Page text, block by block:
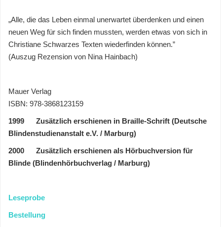
„Alle, die das Leben einmal unerwartet überdenken und einen
neuen Weg für sich finden mussten, werden etwas von sich in
Christiane Schwarzes Texten wiederfinden können.”
(Auszug Rezension von Nina Hainbach)
Mauer Verlag
ISBN: 978-3868123159
1999 Zusätzlich erschienen in Braille-Schrift (Deutsche
Blindenstudienanstalt e.V. / Marburg)
2000 Zusätzlich erschienen als Hörbuchversion für
Blinde (Blindenhörbuchverlag / Marburg)
Leseprobe
Bestellung